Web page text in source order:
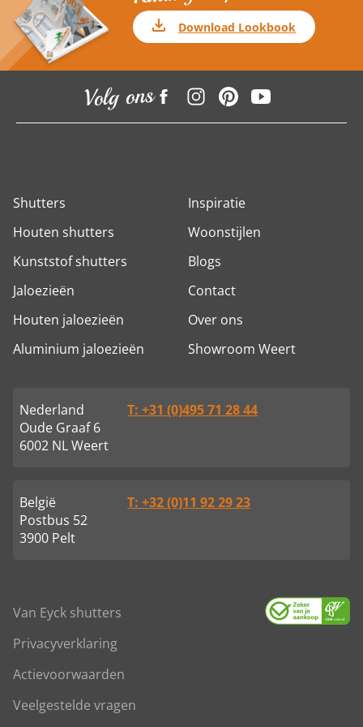
Download Lookbook
Volg ons
Shutters
Houten shutters
Kunststof shutters
Jaloezieën
Houten jaloezieën
Aluminium jaloezieën
Inspiratie
Woonstijlen
Blogs
Contact
Over ons
Showroom Weert
Nederland
Oude Graaf 6
6002 NL Weert
T: +31 (0)495 71 28 44
België
Postbus 52
3900 Pelt
T: +32 (0)11 92 29 23
Van Eyck shutters
Privacyverklaring
Actievoorwaarden
Veelgestelde vragen